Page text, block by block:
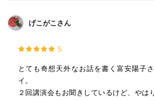
げこがこさん
5
とても奇想天外なお話を書く富安陽子
イ。
２回講演会もお聞きしているけど、やは